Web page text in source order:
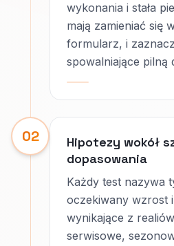
wykonania i stała
mają zamieniać się
formularz, i
spowalniające pilną
02
Hipotezy wokół
dopasowania
Każdy test nazywa
oczekiwany wzrost
wynikające z
serwisowe,